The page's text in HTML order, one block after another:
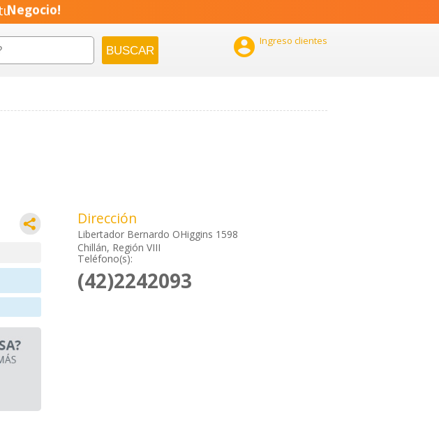
Negocio!
Pyme!
Emprendimiento!
 Ingreso clientes
Dirección
Libertador Bernardo OHiggins 1598
Chillán, Región VIII
Teléfono(s):
(42)2242093